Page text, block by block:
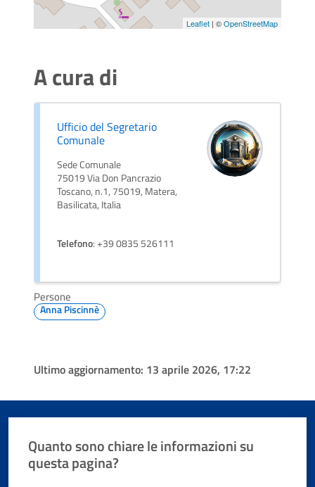
Leaflet | ©OpenStreetMap
A cura di
Ufficio del Segretario
Comunale
Sede Comunale
75019 Via Don Pancrazio
Toscano, n.1, 75019, Matera,
Basilicata, Italia
Telefono: +39 0835 526111
Persone
Anna Piscinnè
Ultimo aggiornamento: 13 aprile 2026, 17:22
Quanto sono chiare le informazioni su
questa pagina?